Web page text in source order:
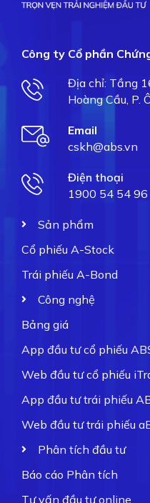
Công ty Cổ phần
Địa chỉ: Tầng
Hoàng Cầu, P.
Email
cskh@abs.vn
Điện thoại
1900 54 54 96
Sản phẩm
Cổ phiếu A-Stock
Trái phiếu A-Bond
Công nghệ
Bảng giá
App đầu tư cổ phiếu
Web đầu tư cổ phiếu
App đầu tư trái phiếu
Web đầu tư trái phiếu
Phân tích đầu tư
Báo cáo Phân tích
Tư vấn đầu tư online